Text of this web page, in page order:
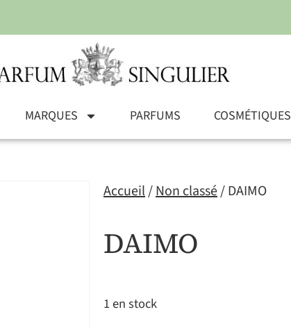
MARQUES PARFUMS COSMÉTIQUES
Accueil/Non classé/ DAIMO
DAIMO
1 en stock